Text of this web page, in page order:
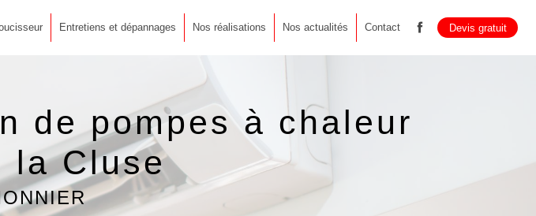
Entretiens et dépannages Nos réalisations Nos actualités Contact Devis gratuit
de pompes à chaleur
la Cluse